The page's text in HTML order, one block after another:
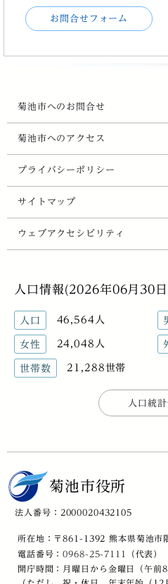
お問合せフォーム
菊池市へのお問合せ
菊池市へのアクセス
プライバシーポリシー
サイトマップ
ウェブアクセシビリティ
人口情報(2026年06月30
人口 46,564人
女性 24,048人
世帯数 21,288世帯
人口統
菊池市役所
法人番号：2000020432105
所在地：〒861-1392 熊本県菊池市
電話番号：0968-25-7111
（代表）
開庁時間：月曜日から金曜日（午前